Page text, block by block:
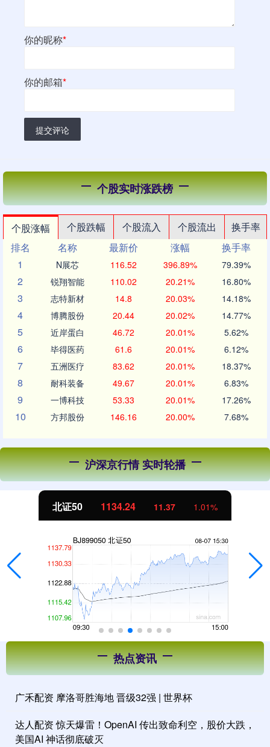
你的昵称*
你的邮箱*
提交评论
个股实时涨跌榜
个股涨幅 个股跌幅 个股流入 个股流出
换手率
排名
名称 最新价 涨幅
换手率
1
N展芯 116.52 396.89% 79.39%
2 锐翔智能 110.02 20.21% 16.80%
3 志特新材 14.8 20.03% 14.18%
4 博腾股份 20.44 20.02% 14.77%
5 近岸蛋白 46.72 20.01% 5.62%
6 毕得医药 61.6 20.01% 6.12%
7 五洲医疗 83.62 20.01% 18.37%
8 耐科装备 49.67 20.01% 6.83%
9 一博科技 53.33 20.01% 17.26%
10 方邦股份 146.16 20.00% 7.68%
沪深京行情 实时轮播
北证50 1134.24 11.37 1.01%
热点资讯
广禾配资 摩洛哥胜海地 晋级32强 | 世界杯
达人配资 惊天爆雷！OpenAI 传出致命利空，股价大跌，
美国AI 神话彻底破灭